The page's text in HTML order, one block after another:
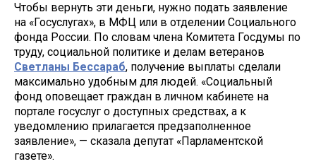
Чтобы вернуть эти деньги, нужно подать заявление
на «Госуслугах», в МФЦ или в отделении Социального
фонда России. По словам члена Комитета Госдумы по
труду, социальной политике и делам ветеранов
Светланы Бессараб, получение выплаты сделали
максимально удобным для людей. «Социальный
фонд оповещает граждан в личном кабинете на
портале госуслуг о доступных средствах, а к
уведомлению прилагается предзаполненное
заявление», — сказала депутат «Парламентской
газете».